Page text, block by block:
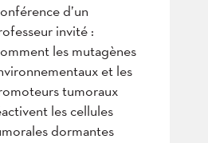
d’un
invité :
les mutagènes
et les
tumoraux
les cellules
dormantes